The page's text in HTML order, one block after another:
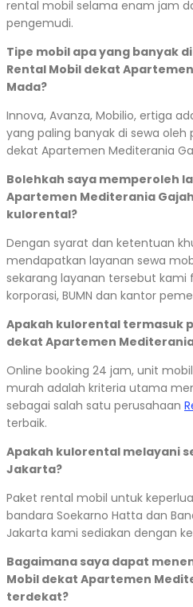
rental mobil selama enam jam
pengemudi.
Tipe mobil apa yang banyak
Rental Mobil dekat
Mada?
Innova, Avanza, Mobilio, ertiga
yang paling banyak di sewa oleh
dekat Apartemen Mediterania
Bolehkah saya memperoleh
Apartemen Mediterania
kulorental?
Dengan syarat dan ketentuan
mendapatkan layanan sewa
sekarang layanan tersebut kami
korporasi, BUMN dan kantor
Apakah kulorental termasuk
dekat Apartemen
Online booking 24 jam, unit
murah adalah kriteria utama
sebagai salah satu perusahaan
terbaik.
Apakah kulorental melayani
Jakarta?
Paket rental mobil untuk
bandara Soekarno Hatta dan
Jakarta kami sediakan dengan
Bagaimana saya dapat
Mobil dekat Apartemen
terdekat?